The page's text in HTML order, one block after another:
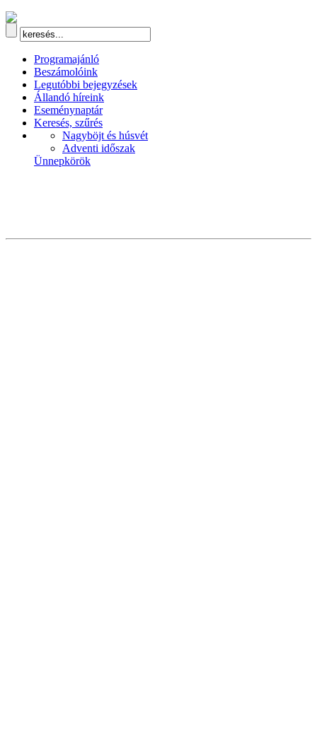
Programajánló
Beszámolóink
Legutóbbi bejegyzések
Állandó híreink
Eseménynaptár
Keresés, szűrés
Nagyböjt és húsvét
Adventi időszak
Ünnepkörök